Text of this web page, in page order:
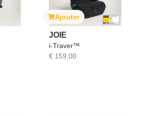
Ajouter
JOIE
i-Traver™
€ 159,00